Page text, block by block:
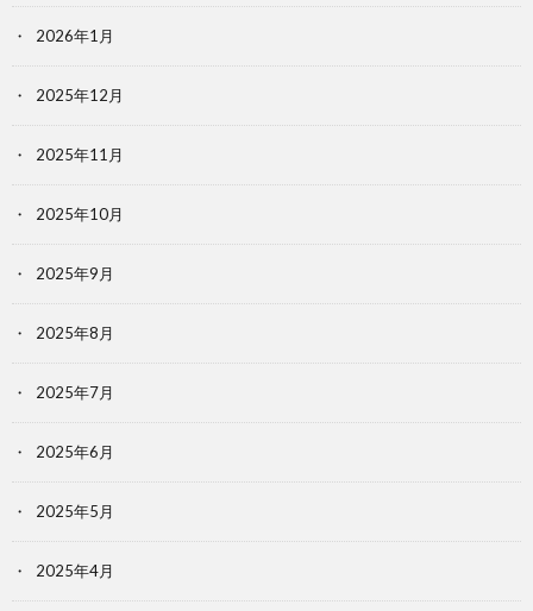
2026年1月
2025年12月
2025年11月
2025年10月
2025年9月
2025年8月
2025年7月
2025年6月
2025年5月
2025年4月